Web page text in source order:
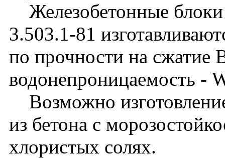
Железобетонные
3.503.1-81
по прочности на сжатие
водонепроницаемость -
Возможно
из бетона с
хлористых солях.